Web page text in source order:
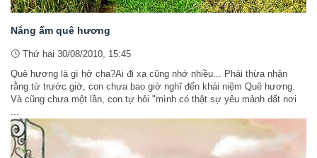
Nắng ấm quê hương
Thứ hai 30/08/2010, 15:45
Quê hương là gì hở cha?Ai đi xa cũng nhớ nhiều... Phải thừa nhận
rằng từ trước giờ, con chưa bao giờ nghĩ đến khái niệm Quê hương.
Và cũng chưa một lần, con tự hỏi "mình có thật sự yêu mảnh đất nơi
...